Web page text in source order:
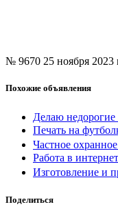
№ 9670 25 ноября
Похожие объявления
Делаю
Печать на
Частное
Работа в
Изготовление и
Поделиться